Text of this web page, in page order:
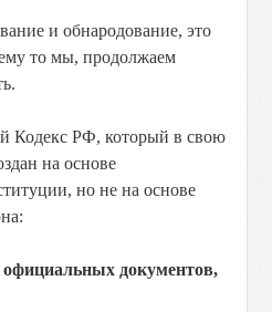
и обнародование, это
то мы, продолжаем
Кодекс РФ, который в свою
на основе
но не на основе
документов,